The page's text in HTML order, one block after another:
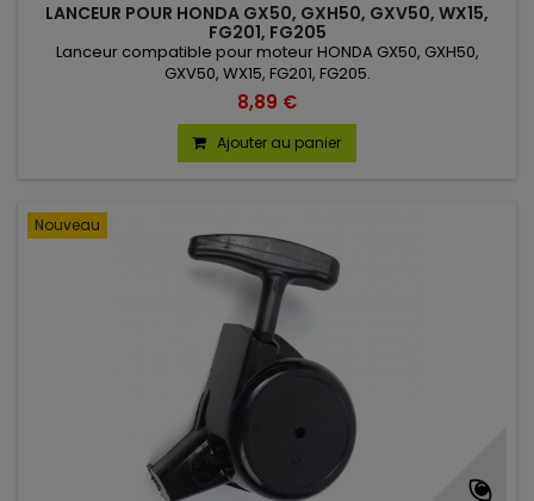
LANCEUR POUR HONDA GX50, GXH50, GXV50, WX15,
FG201, FG205
Lanceur compatible pour moteur HONDA GX50, GXH50,
GXV50, WX15, FG201, FG205.
8,89 €
Ajouter au panier
Nouveau